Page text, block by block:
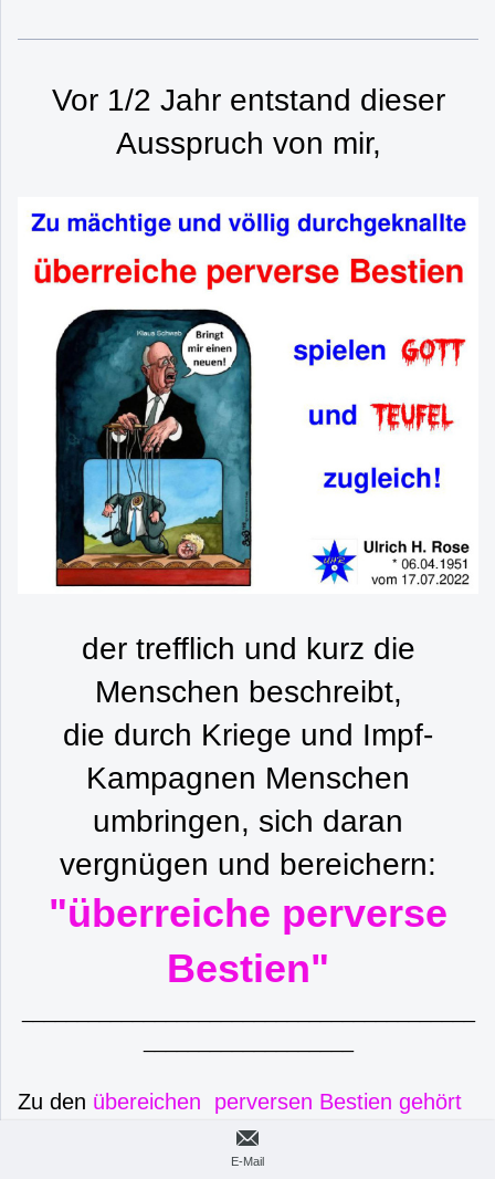
Vor 1/2 Jahr entstand dieser
Ausspruch von mir,
der trefflich und kurz die
Menschen beschreibt,
die durch Kriege und Impf-
Kampagnen Menschen
umbringen, sich daran
vergnügen und bereichern:
"überreiche perverse
Bestien"
Zu den übereichen perversen Bestien gehört
auch der Generaldirektor der WHO,
Ghebreyesus Tedros, der vom autralischen
E-Mail